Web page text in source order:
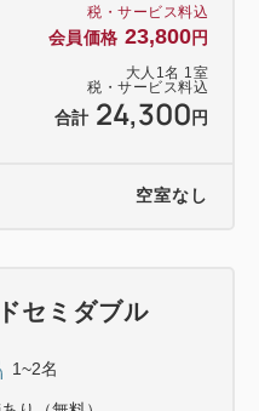
税・サービス料込
会員価格 23,800円
大人 1 名 1 室
税・サービス料込
合計 24,300 円
空室なし
セミダブル
1~2名